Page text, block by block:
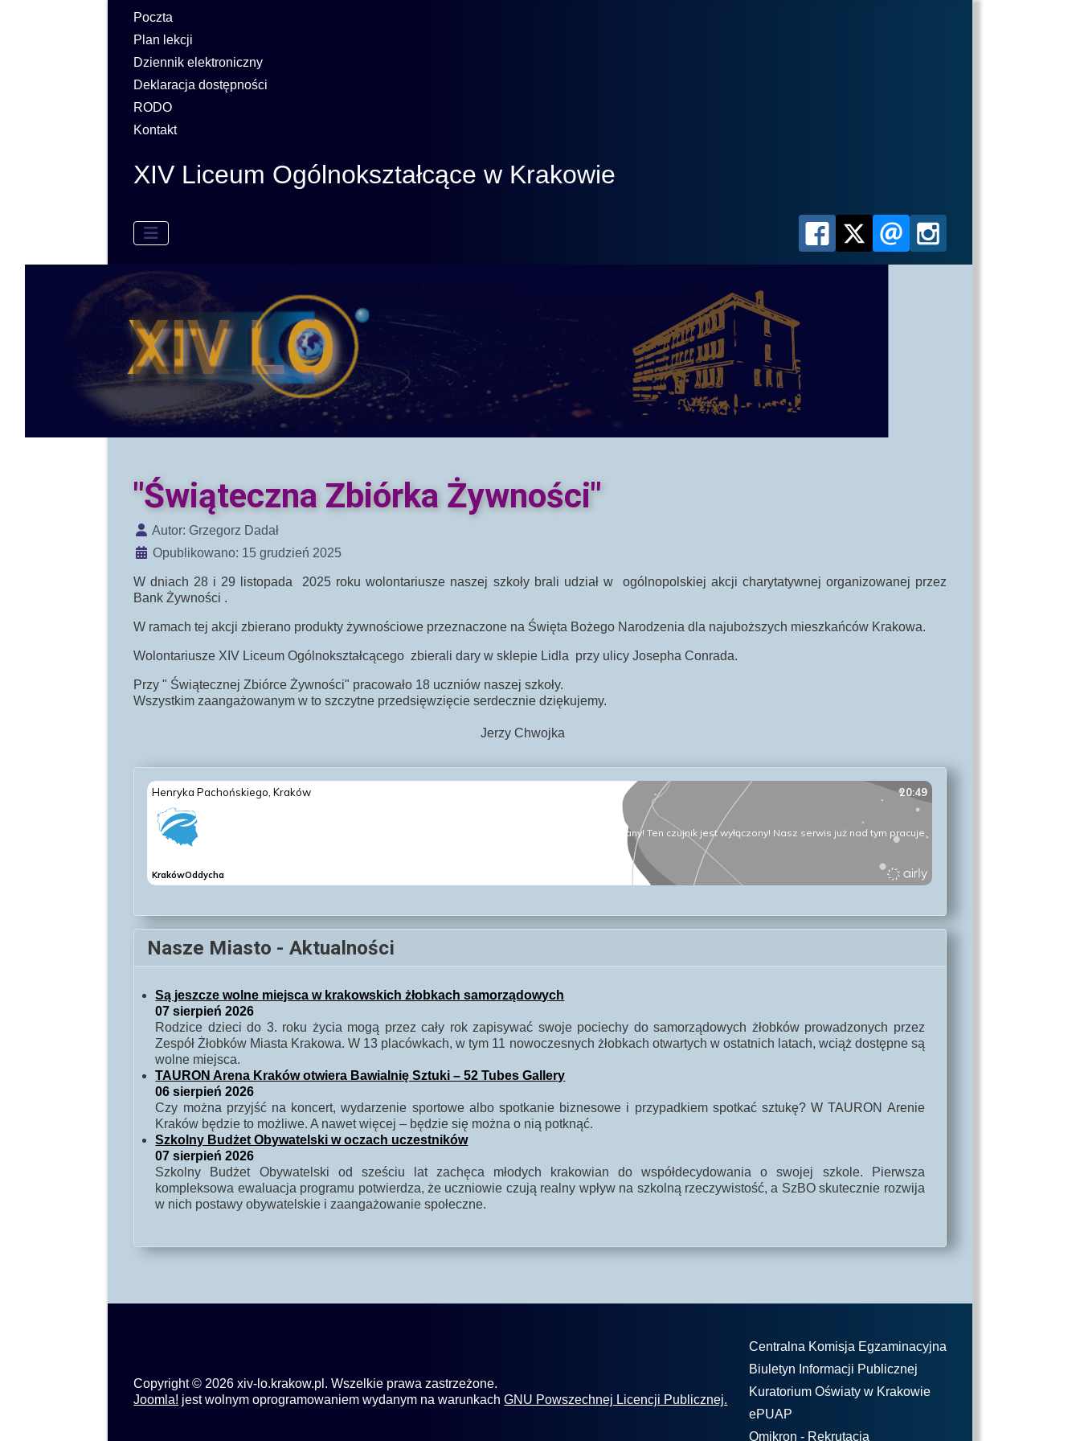
Poczta
Plan lekcji
Dziennik elektroniczny
Deklaracja dostępności
RODO
Kontakt
XIV Liceum Ogólnokształcące w Krakowie
"Świąteczna Zbiórka Żywności"
Szczegóły
Autor: Grzegorz Dadał
Opublikowano: 15 grudzień 2025
W dniach 28 i 29 listopada 2025 roku wolontariusze naszej szkoły brali udział w ogólnopolskiej akcji charytatywnej organizowanej przez
Bank Żywności .
W ramach tej akcji zbierano produkty żywnościowe przeznaczone na Święta Bożego Narodzenia dla najuboższych mieszkańców Krakowa.
Wolontariusze XIV Liceum Ogólnokształcącego zbierali dary w sklepie Lidla przy ulicy Josepha Conrada.
Przy " Świątecznej Zbiórce Żywności" pracowało 18 uczniów naszej szkoły.
Wszystkim zaangażowanym w to szczytne przedsięwzięcie serdecznie dziękujemy.
Jerzy Chwojka
Nasze Miasto - Aktualności
Są jeszcze wolne miejsca w krakowskich żłobkach samorządowych
07 sierpień 2026
Rodzice dzieci do 3. roku życia mogą przez cały rok zapisywać swoje pociechy do samorządowych żłobków prowadzonych przez
Zespół Żłobków Miasta Krakowa. W 13 placówkach, w tym 11 nowoczesnych żłobkach otwartych w ostatnich latach, wciąż dostępne są
wolne miejsca.
TAURON Arena Kraków otwiera Bawialnię Sztuki – 52 Tubes Gallery
06 sierpień 2026
Czy można przyjść na koncert, wydarzenie sportowe albo spotkanie biznesowe i przypadkiem spotkać sztukę? W TAURON Arenie
Kraków będzie to możliwe. A nawet więcej – będzie się można o nią potknąć.
Szkolny Budżet Obywatelski w oczach uczestników
07 sierpień 2026
Szkolny Budżet Obywatelski od sześciu lat zachęca młodych krakowian do współdecydowania o swojej szkole. Pierwsza
kompleksowa ewaluacja programu potwierdza, że uczniowie czują realny wpływ na szkolną rzeczywistość, a SzBO skutecznie rozwija
w nich postawy obywatelskie i zaangażowanie społeczne.
Copyright © 2026 xiv-lo.krakow.pl. Wszelkie prawa zastrzeżone.
Joomla! jest wolnym oprogramowaniem wydanym na warunkachGNU Powszechnej Licencji Publicznej.
Centralna Komisja Egzaminacyjna
Biuletyn Informacji Publicznej
Kuratorium Oświaty w Krakowie
ePUAP
Omikron - Rekrutacja